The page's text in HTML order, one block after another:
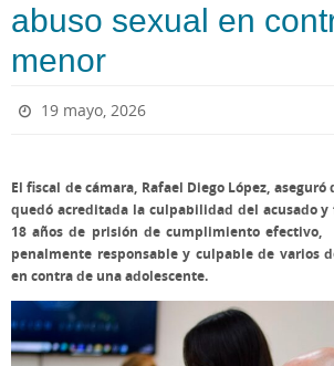
abuso sexual en
menor
19 mayo, 2026
El fiscal de cámara, Rafael Diego López,
quedó acreditada la culpabilidad del acusado
18 años de prisión de cumplimiento efectivo,
penalmente responsable y culpable de varios
en contra de una adolescente.